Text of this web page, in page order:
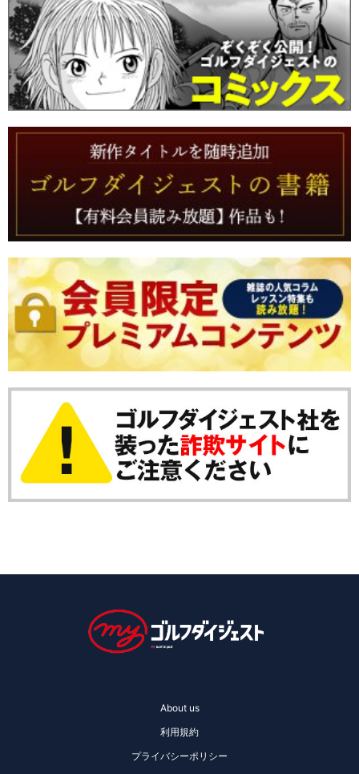
About us
利用規約
プライバシーポリシー